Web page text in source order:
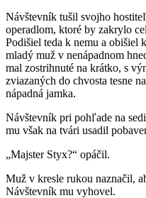
Návštevník tušil svojho
operadlom, ktoré by zakrylo
Podišiel teda k nemu a obišiel
mladý muž v nenápadnom
mal zostrihnuté na krátko, s
zviazaných do chvosta tesne
nápadná jamka.
Návštevník pri pohľade na
mu však na tvári usadil
„Majster Styx?“ opáčil.
Muž v kresle rukou naznačil,
Návštevník mu vyhovel.